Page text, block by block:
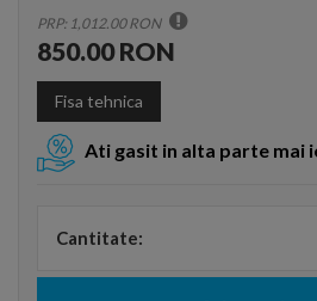
PRP: 1,012.00 RON
850.00 RON
Fisa tehnica
Ati gasit in alta parte mai
Cantitate: